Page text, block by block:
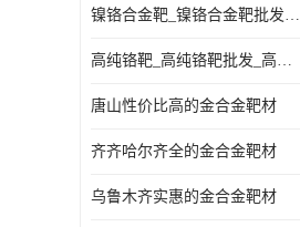
镧靶材
镍铬合金靶_镍铬合金靶批发_镍铬合金靶供应商
高纯铬靶_高纯铬靶批发_高纯铬靶厂家
唐山性价比高的金合金靶材
齐齐哈尔齐全的金合金靶材
乌鲁木齐实惠的金合金靶材